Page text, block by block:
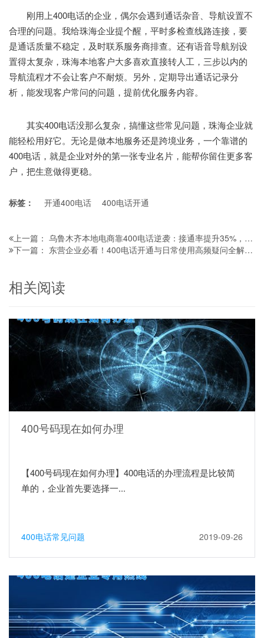
刚用上400电话的企业，偶尔会遇到通话杂音、导航设置不
合理的问题。我给珠海企业提个醒，平时多检查线路连接，要
是通话质量不稳定，及时联系服务商排查。还有语音导航别设
置得太复杂，珠海本地客户大多喜欢直接转人工，三步以内的
导航流程才不会让客户不耐烦。另外，定期导出通话记录分
析，能发现客户常问的问题，提前优化服务内容。
其实400电话没那么复杂，搞懂这些常见问题，珠海企业就
能轻松用好它。无论是做本地服务还是跨境业务，一个靠谱的
400电话，就是企业对外的第一张专业名片，能帮你留住更多客
户，把生意做得更稳。
标签： 开通400电话 400电话开通
上一篇： 乌鲁木齐本地电商靠400电话逆袭：接通率提升35%，客诉大降｜真实案例解析
下一篇： 东营企业必看！400电话开通与日常使用高频疑问全解答，实用避坑指南
相关阅读
400号码现在如何办理
【400号码现在如何办理】400电话的办理流程是比较简
单的，企业首先要选择一...
400电话常见问题 2019-09-26